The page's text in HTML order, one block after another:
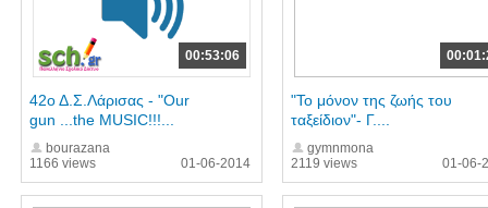
00:53:06
1166 views
42ο Δ.Σ.Λάρισας - "Our
gun ...the MUSIC!!!...
bourazana
01-06-2014
2119 views
"Το μόνον της ζωής του
ταξείδιον"- Γ....
gymnmona
01-06-